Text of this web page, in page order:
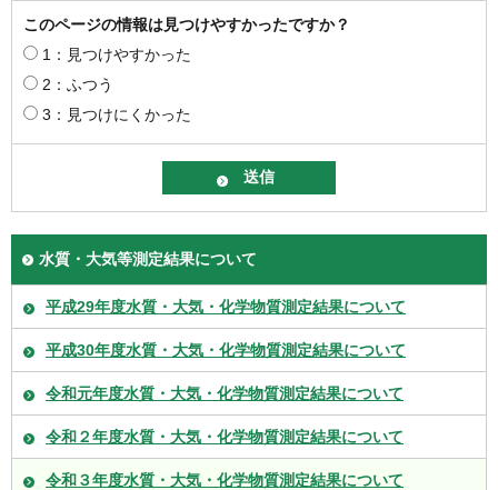
このページの情報は見つけやすかったですか？
1：見つけやすかった
2：ふつう
3：見つけにくかった
水質・大気等測定結果について
平成29年度水質・大気・化学物質測定結果について
平成30年度水質・大気・化学物質測定結果について
令和元年度水質・大気・化学物質測定結果について
令和２年度水質・大気・化学物質測定結果について
令和３年度水質・大気・化学物質測定結果について